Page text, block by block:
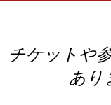
チケットや
あり